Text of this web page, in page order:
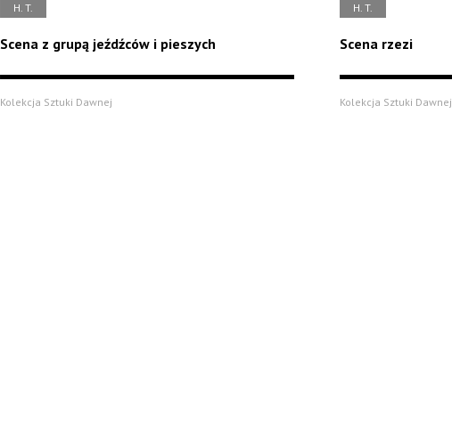
H. T.
Scena z grupą jeźdźców i pieszych
Kolekcja Sztuki Dawnej
H. T.
Scena rzezi
Kolekcja Sztuki Dawnej